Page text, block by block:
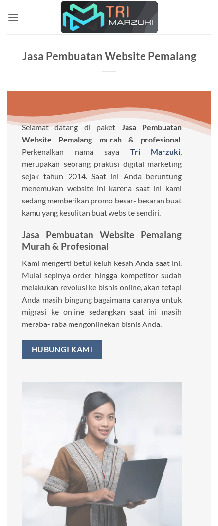
Jasa Pembuatan Website Pemalang
Selamat datang di paket Jasa Pembuatan
Website Pemalang murah & profesional.
Perkenalkan nama saya Tri Marzuki,
merupakan seorang praktisi digital marketing
sejak tahun 2014. Saat ini Anda beruntung
menemukan website ini karena saat ini kami
sedang memberikan promo besar- besaran buat
kamu yang kesulitan buat website sendiri.
Jasa Pembuatan Website Pemalang
Murah & Profesional
Kami mengerti betul keluh kesah Anda saat ini.
Mulai sepinya order hingga kompetitor sudah
melakukan revolusi ke bisnis online, akan tetapi
Anda masih bingung bagaimana caranya untuk
migrasi ke online sedangkan saat ini masih
meraba- raba mengonlinekan bisnis Anda.
HUBUNGI KAMI